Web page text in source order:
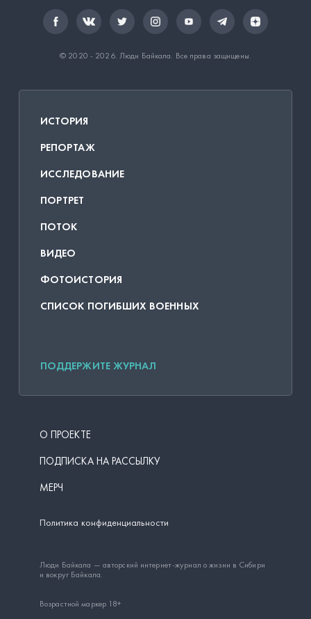
© 2020 - 2026. Люди Байкала . Все права защищены.
ИСТОРИЯ
РЕПОРТАЖ
ИССЛЕДОВАНИЕ
ПОРТРЕТ
ПОТОК
ВИДЕО
ФОТОИСТОРИЯ
СПИСОК ПОГИБШИХ ВОЕННЫХ
ПОДДЕРЖИТЕ ЖУРНАЛ
О ПРОЕКТЕ
ПОДПИСКА НА РАССЫЛКУ
МЕРЧ
Политика конфиденциальности
Люди Байкала — авторский интернет-журнал о жизни в Сибири
и вокруг Байкала.
Возрастной маркер 18+